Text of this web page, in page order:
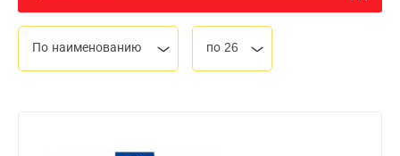
По наименованию по 26